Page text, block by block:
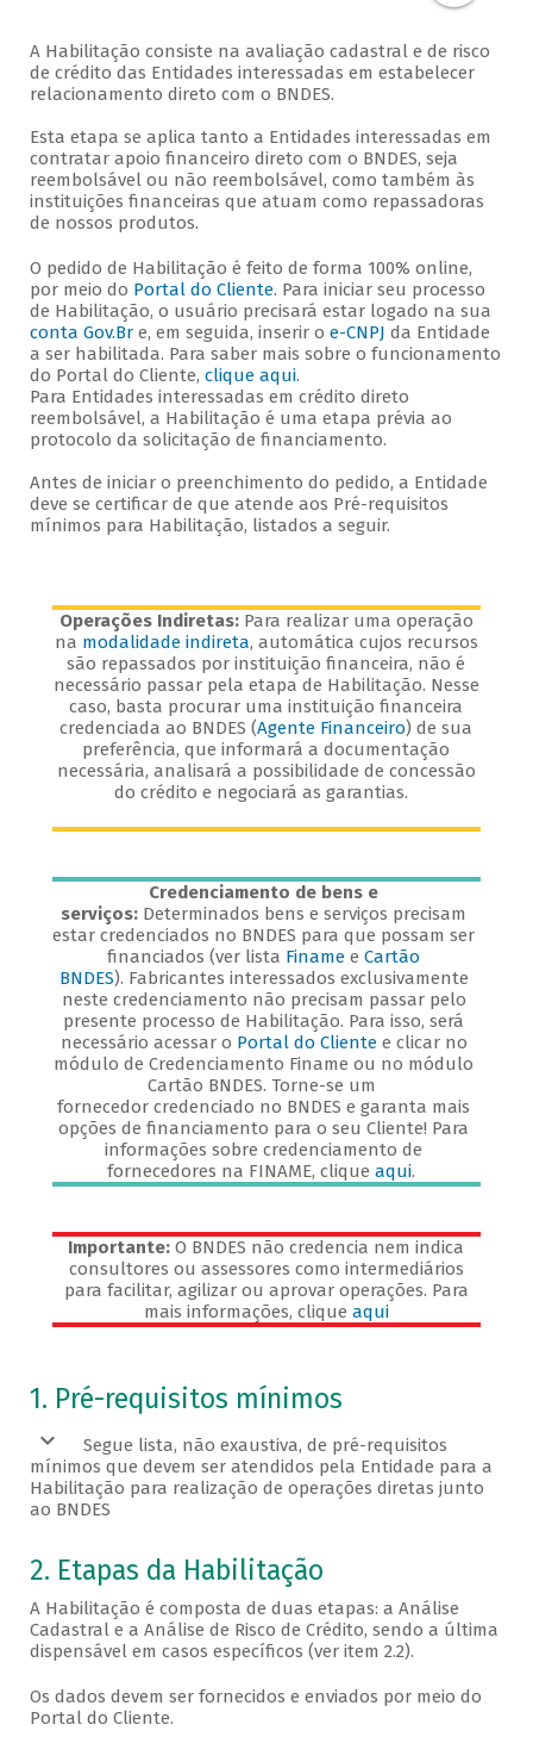
A Habilitação consiste na avaliação cadastral e de risco
de crédito das Entidades interessadas em estabelecer
relacionamento direto com o BNDES.
Esta etapa se aplica tanto a Entidades interessadas em
contratar apoio financeiro direto com o BNDES, seja
reembolsável ou não reembolsável, como também às
instituições financeiras que atuam como repassadoras
de nossos produtos.
O pedido de Habilitação é feito de forma 100% online,
por meio do Portal do Cliente. Para iniciar seu processo
de Habilitação, o usuário precisará estar logado na sua
conta Gov.Bre, em seguida, inserir o e-CNPJ da Entidade
a ser habilitada. Para saber mais sobre o funcionamento
do Portal do Cliente, clique aqui.
Para Entidades interessadas em crédito direto
reembolsável, a Habilitação é uma etapa prévia ao
protocolo da solicitação de financiamento.
Antes de iniciar o preenchimento do pedido, a Entidade
deve se certificar de que atende aos Pré-requisitos
mínimos para Habilitação, listados a seguir.
Operações Indiretas: Para realizar uma operação
na modalidade indireta, automática cujos recursos
são repassados por instituição financeira, não é
necessário passar pela etapa de Habilitação. Nesse
caso, basta procurar uma instituição financeira
credenciada ao BNDES (Agente Financeiro) de sua
preferência, que informará a documentação
necessária, analisará a possibilidade de concessão
do crédito e negociará as garantias.
Credenciamento de bens e
serviços: Determinados bens e serviços precisam
estar credenciados no BNDES para que possam ser
financiados (ver lista Finame eCartão
BNDES). Fabricantes interessados exclusivamente
neste credenciamento não precisam passar pelo
presente processo de Habilitação. Para isso, será
necessário acessar o Portal do Cliente e clicar no
módulo de Credenciamento Finame ou no módulo
Cartão BNDES. Torne-se um
fornecedor credenciado no BNDES e garanta mais
opções de financiamento para o seu Cliente! Para
informações sobre credenciamento de
fornecedores na FINAME, cliqueaqui.
Importante: O BNDES não credencia nem indica
consultores ou assessores como intermediários
para facilitar, agilizar ou aprovar operações. Para
mais informações, clique aqui
Veja os pré-requisitos
1. Pré-requisitos mínimos
Segue lista, não exaustiva, de pré-requisitos
mínimos que devem ser atendidos pela Entidade para a
Habilitação para realização de operações diretas junto
ao BNDES
2. Etapas da Habilitação
A Habilitação é composta de duas etapas: a Análise
Cadastral e a Análise de Risco de Crédito, sendo a última
dispensável em casos específicos (ver item 2.2).
Os dados devem ser fornecidos e enviados por meio do
Portal do Cliente.